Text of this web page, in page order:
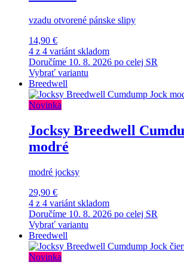
vzadu otvorené pánske slipy
14,90 €
4 z 4 variánt skladom
Doručíme 10. 8. 2026 po celej SR
Vybrať variantu
Breedwell
Novinka
Jocksy Breedwell
modré
modré jocksy
29,90 €
4 z 4 variánt skladom
Doručíme 10. 8. 2026 po celej SR
Vybrať variantu
Breedwell
Novinka